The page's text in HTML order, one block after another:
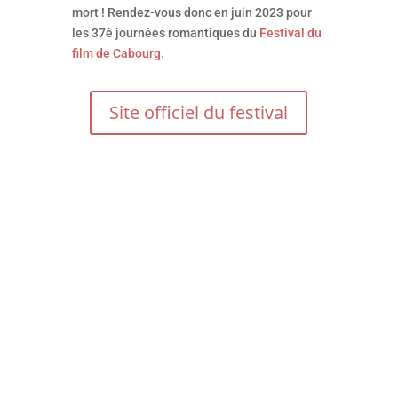
mort ! Rendez-vous donc en juin 2023 pour
les 37è journées romantiques du Festival du
film de Cabourg.
Site officiel du festival